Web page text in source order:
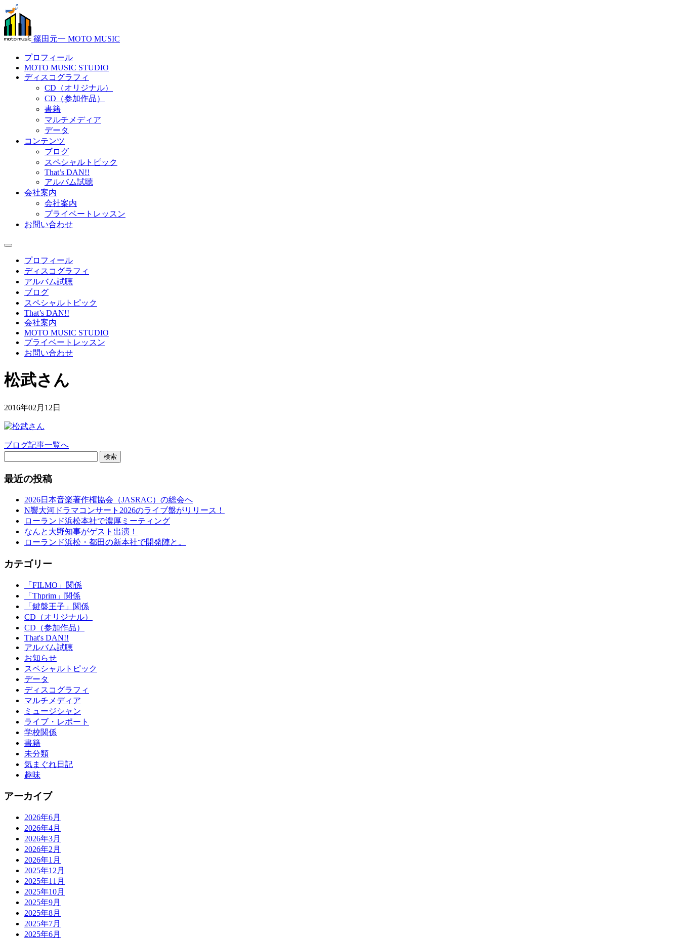
篠田元一 MOTO MUSIC
プロフィール
MOTO MUSIC STUDIO
ディスコグラフィ
CD（オリジナル）
CD（参加作品）
書籍
マルチメディア
データ
コンテンツ
ブログ
スペシャルトピック
That’s DAN!!
アルバム試聴
会社案内
会社案内
プライベートレッスン
お問い合わせ
プロフィール
ディスコグラフィ
アルバム試聴
ブログ
スペシャルトピック
That’s DAN!!
会社案内
MOTO MUSIC STUDIO
プライベートレッスン
お問い合わせ
松武さん
2016年02月12日
ブログ記事一覧へ
検索
最近の投稿
2026日本音楽著作権協会（JASRAC）の総会へ
N響大河ドラマコンサート2026のライブ盤がリリース！
ローランド浜松本社で濃厚ミーティング
なんと大野知事がゲスト出演！
ローランド浜松・都田の新本社で開発陣と。
カテゴリー
「FILMO」関係
「Thprim」関係
「鍵盤王子」関係
CD（オリジナル）
CD（参加作品）
That's DAN!!
アルバム試聴
お知らせ
スペシャルトピック
データ
ディスコグラフィ
マルチメディア
ミュージシャン
ライブ・レポート
学校関係
書籍
未分類
気まぐれ日記
趣味
アーカイブ
2026年6月
2026年4月
2026年3月
2026年2月
2026年1月
2025年12月
2025年11月
2025年10月
2025年9月
2025年8月
2025年7月
2025年6月